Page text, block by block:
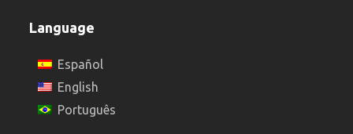
Language
Español
English
Português